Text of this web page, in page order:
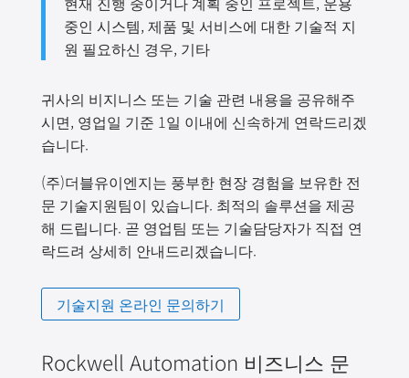
중인 시스템, 제품 및 서비스에 대한 기술적 지
원 필요하신 경우, 기타
귀사의 비지니스 또는 기술 관련 내용을 공유해주
시면, 영업일 기준 1일 이내에 신속하게 연락드리겠
습니다.
(주)더블유이엔지는 풍부한 현장 경험을 보유한 전
문 기술지원팀이 있습니다. 최적의 솔루션을 제공
해 드립니다. 곧 영업팀 또는 기술담당자가 직접 연
락드려 상세히 안내드리겠습니다.
기술지원 온라인 문의하기
Rockwell Automation 비즈니스 문